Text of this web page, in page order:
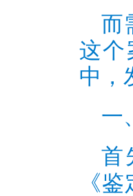
而
这个
中，
一
首
《